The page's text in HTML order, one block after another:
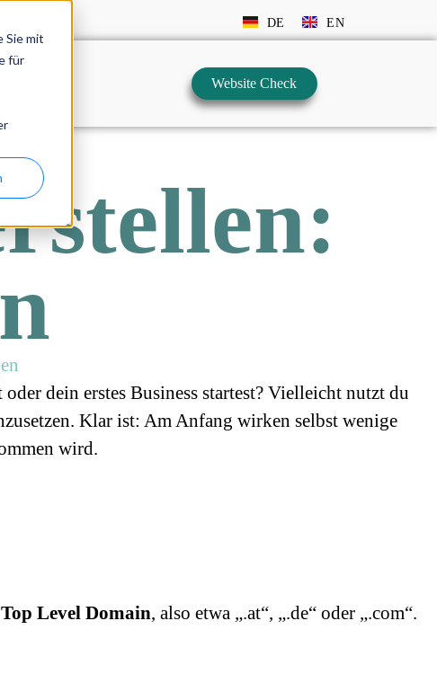
Sie mit
für
DE EN
Website Check
dein erstes Business startest? Vielleicht nutzt du
Klar ist: Am Anfang wirken selbst wenige
wird.
Top Level Domain , also etwa „.at“, „.de“ oder „.com“.